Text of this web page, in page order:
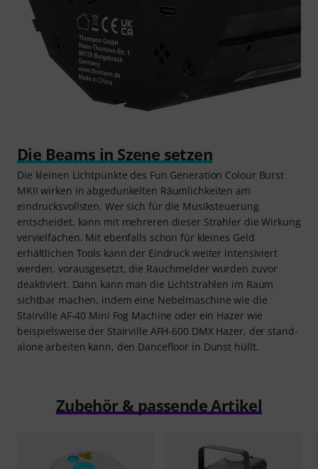
Die Beams in Szene setzen
Die kleinen Lichtpunkte des Fun Generation Colour Burst
MKII wirken in abgedunkelten Räumlichkeiten am
eindrucksvollsten. Wer sich für die Musiksteuerung
entscheidet, kann mit mehreren dieser Strahler die Wirkung
vervielfachen. Mit ebenfalls schon für kleines Geld
erhältlichen Tools kann der Eindruck weiter intensiviert
werden, vorausgesetzt, die Rauchmelder wurden zuvor
deaktiviert. Dann kann man die Lichtstrahlen im Raum
sichtbar machen, indem eine Nebelmaschine wie die
Stairville AF-40 Mini Fog Machine oder ein Hazer wie
beispielsweise der Stairville AFH-600 DMX Hazer, der stand-
alone arbeiten kann, den Dancefloor in Dunst hüllt.
Zubehör & passende Artikel